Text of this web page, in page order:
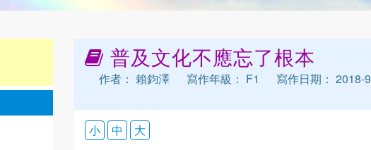
普及文化不應忘了根本
作者： 賴鈞澤 寫作年級： F1 寫作日期： 2018-9
小 中 大